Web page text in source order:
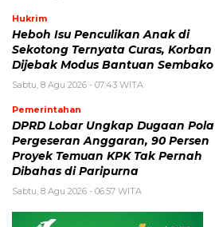
Hukrim
Heboh Isu Penculikan Anak di
Sekotong Ternyata Curas, Korban
Dijebak Modus Bantuan Sembako
Sabtu, 8 Agu 2026 - 07:43 WITA
Pemerintahan
DPRD Lobar Ungkap Dugaan Pola
Pergeseran Anggaran, 90 Persen
Proyek Temuan KPK Tak Pernah
Dibahas di Paripurna
Sabtu, 8 Agu 2026 - 06:57 WITA